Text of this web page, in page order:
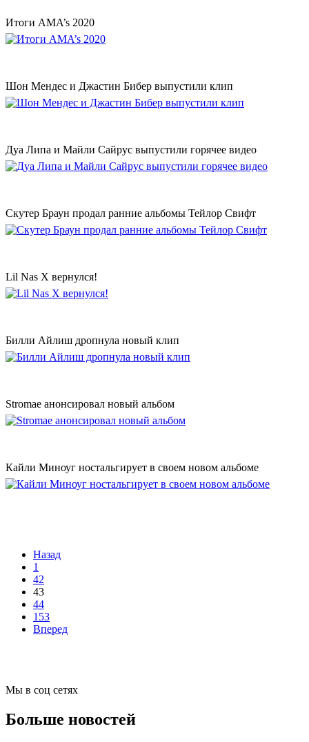
Итоги AMA’s 2020
Шон Мендес и Джастин Бибер выпустили клип
Дуа Липа и Майли Сайрус выпустили горячее видео
Скутер Браун продал ранние альбомы Тейлор Свифт
Lil Nas X вернулся!
Билли Айлиш дропнула новый клип
Stromae анонсировал новый альбом
Кайли Миноуг ностальгирует в своем новом альбоме
Назад
1
42
43
44
153
Вперед
Мы в соц сетях
Больше новостей